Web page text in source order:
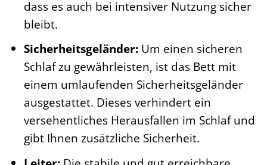
dass es auch bei intensiver Nutzung sicher
bleibt.
Sicherheitsgeländer: Um einen sicheren
Schlaf zu gewährleisten, ist das Bett mit
einem umlaufenden Sicherheitsgeländer
ausgestattet. Dieses verhindert ein
versehentliches Herausfallen im Schlaf und
gibt Ihnen zusätzliche Sicherheit.